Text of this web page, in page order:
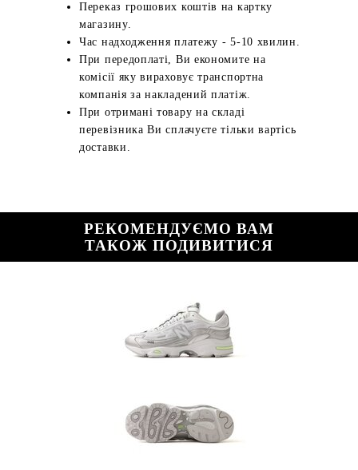
Переказ грошових коштів на картку
магазину.
Час надходження платежу - 5-10 хвилин.
При передоплаті, Ви економите на
комісії яку вираховує транспортна
компанія за накладений платіж.
При отримані товару на складі
перевізника Ви сплачуєте тільки вартісь
доставки.
РЕКОМЕНДУЄМО ВАМ
ТАКОЖ ПОДИВИТИСЯ